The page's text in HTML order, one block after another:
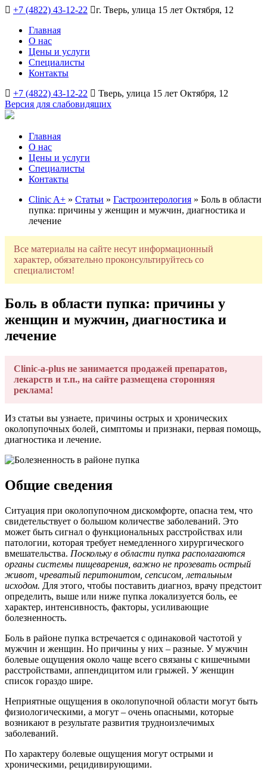
+7 (4822) 43-12-22
г. Тверь, улица 15 лет Октября, 12
Главная
О нас
Цены и услуги
Специалисты
Контакты
+7 (4822) 43-12-22
Тверь, улица 15 лет Октября, 12
Версия для слабовидящих
Главная
О нас
Цены и услуги
Специалисты
Контакты
Clinic A+ » Статьи » Гастроэнтерология » Боль в области
пупка: причины у женщин и мужчин, диагностика и
лечение
Все материалы на сайте несут информационный
характер, обязательно проконсультируйтесь со
специалистом!
Боль в области пупка: причины у
женщин и мужчин, диагностика и
лечение
Clinic-a-plus не занимается продажей препаратов,
лекарств и т.п., на сайте размещена сторонняя
реклама!
Из статьи вы узнаете, причины острых и хронических
околопупочных болей, симптомы и признаки, первая помощь,
диагностика и лечение.
Общие сведения
Ситуация при околопупочном дискомфорте, опасна тем, что
свидетельствует о большом количестве заболеваний. Это
может быть сигнал о функциональных расстройствах или
патологии, которая требует немедленного хирургического
вмешательства. Поскольку в области пупка располагаются
органы системы пищеварения, важно не прозевать острый
живот, чреватый перитонитом, сепсисом, летальным
исходом. Для этого, чтобы поставить диагноз, врачу предстоит
определить, выше или ниже пупка локализуется боль, ее
характер, интенсивность, факторы, усиливающие
болезненность.
Боль в районе пупка встречается с одинаковой частотой у
мужчин и женщин. Но причины у них – разные. У мужчин
болевые ощущения около чаще всего связаны с кишечными
расстройствами, аппендицитом или грыжей. У женщин
список гораздо шире.
Неприятные ощущения в околопупочной области могут быть
физиологическими, а могут – очень опасными, которые
возникают в результате развития трудноизлечимых
заболеваний.
По характеру болевые ощущения могут острыми и
хроническими, рецидивирующими.